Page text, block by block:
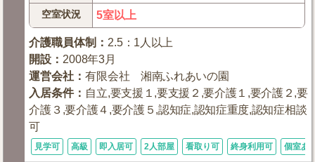
空室状況 5室以上
介護職員体制 ： 2.5：1人以上
開設 ： 2008年3月
運営会社 ：有限会社 湘南ふれあいの園
入居条件： 自立,要支援１,要支援２,要介護１,要介護２,要
介護３,要介護４,要介護５,認知症,認知症重度,認知症相談
可
見学可 高級 即入居可 2人部屋 看取り可 終身利用可 個室あ